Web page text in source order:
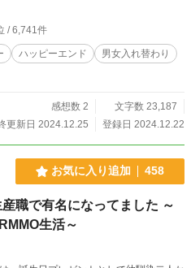
/ 6,741件
ハッピーエンド
男女入れ替わり
感想数 2
文字数 23,187
更新日 2024.12.25
登録日 2024.12.22
お気に入り追加 458
職で有名になってました ～
生活～